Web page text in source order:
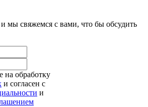
мы свяжемся с вами, что бы обсудить
на обработку
и согласен с
и